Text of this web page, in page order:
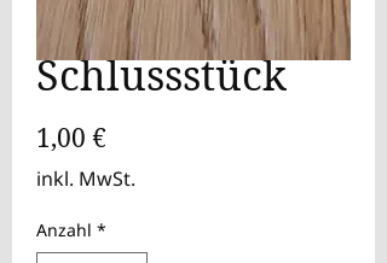
Schlussstück
1,00 €
inkl. MwSt.
Anzahl*